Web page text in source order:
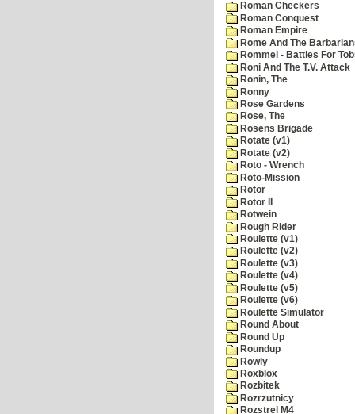
Roman Checkers
Roman Conquest
Roman Empire
Rome And The
Rommel - Battles For
Roni And The T.V. Attack
Ronin, The
Ronny
Rose Gardens
Rose, The
Rosens Brigade
Rotate (v1)
Rotate (v2)
Roto - Wrench
Roto-Mission
Rotor
Rotor II
Rotwein
Rough Rider
Roulette (v1)
Roulette (v2)
Roulette (v3)
Roulette (v4)
Roulette (v5)
Roulette (v6)
Roulette Simulator
Round About
Round Up
Roundup
Rowly
Roxblox
Rozbitek
Rozrzutnicy
Rozstrel M4